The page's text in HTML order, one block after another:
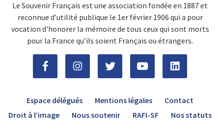
Le Souvenir Français est une association fondée en 1887 et
reconnue d’utilité publique le 1er février 1906 qui a pour
vocation d'honorer la mémoire de tous ceux qui sont morts
pour la France qu’ils soient Français ou étrangers.
Espace délégués Mentions légales
Contact
Droit à l’image
Nous soutenir RAFI-SF Nos statuts